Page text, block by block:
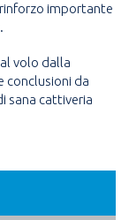
importante
volo dalla
conclusioni da
sana cattiveria